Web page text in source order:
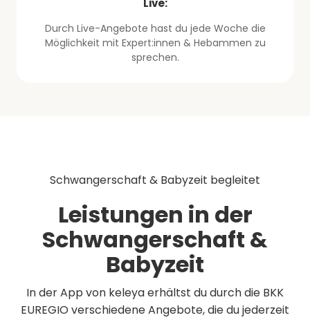
Live:
Durch Live-Angebote hast du jede Woche die
Möglichkeit mit Expert:innen & Hebammen zu
sprechen.
Schwangerschaft & Babyzeit begleitet
Leistungen in der
Schwangerschaft &
Babyzeit
In der App von keleya erhältst du durch die BKK
EUREGIO verschiedene Angebote, die du jederzeit